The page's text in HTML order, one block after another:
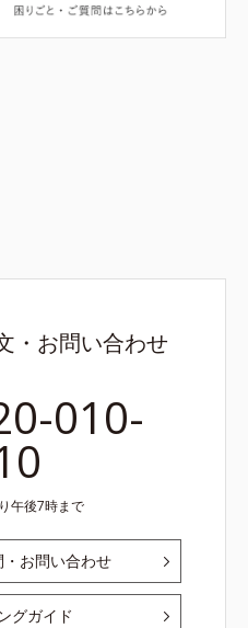
・お問い合わせ
010-
午後7時まで
お問い合わせ
グガイド